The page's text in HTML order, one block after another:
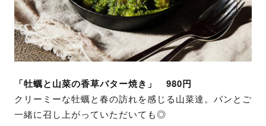
「牡蠣と山菜の香草バター焼き」 980円
クリーミーな牡蠣と春の訪れを感じる山菜達。パンとご
一緒に召し上がっていただいても◎